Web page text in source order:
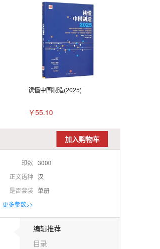
读懂中国制造(2025)
￥55.10
加入购物车
印数 3000
正文语种 汉
是否套装 单册
更多参数>>
编辑推荐
目录